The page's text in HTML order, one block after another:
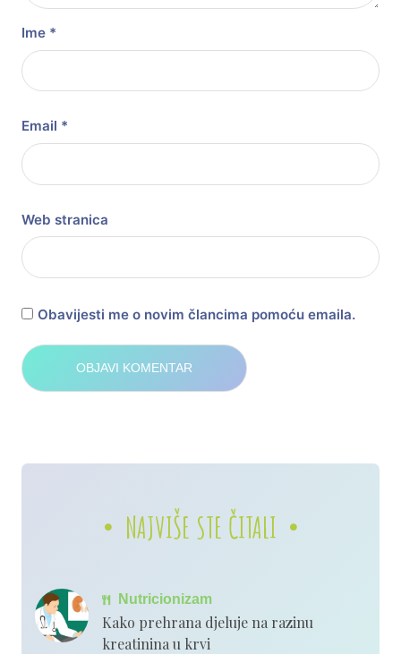
Ime *
Email *
Web stranica
Obavijesti me o novim člancima pomoću emaila.
NAJVIŠE STE ČITALI
Nutricionizam
Kako prehrana djeluje na razinu
kreatinina u krvi